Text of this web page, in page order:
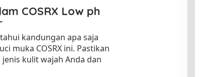
COSRX Low ph
kandungan apa saja
muka COSRX ini. Pastikan
kulit wajah Anda dan